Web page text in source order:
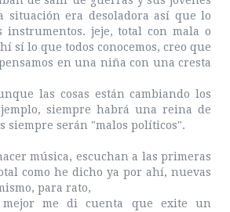
situación era desoladoraasí que lo
instrumentos. jeje, total con mala o
sí lo que todos conocemos, creo que
en una niña con una cresta
las cosas están cambiando los
siempre habrá una reina de
siempre serán "malos políticos".
música, escuchan a las primeras
como he dicho ya por ahí, nuevas
para rato,
me di cuenta que exite un